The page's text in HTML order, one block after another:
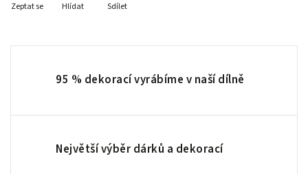
Zeptat se Hlídat Sdílet
95 % dekorací vyrábíme v naší dílně
Největší výběr dárků a dekorací